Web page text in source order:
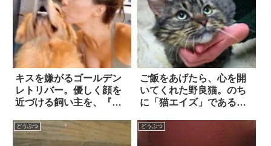
キスを嫌がるゴールデン
レトリバー。優しく顔を
近づける飼い主を、『塩
ご飯をあげたら、心を開
いてくれた野良猫。のち
に「猫エイズ」であるこ
でも、大きな幸せを掴ん
どうぶつ どうぶつ